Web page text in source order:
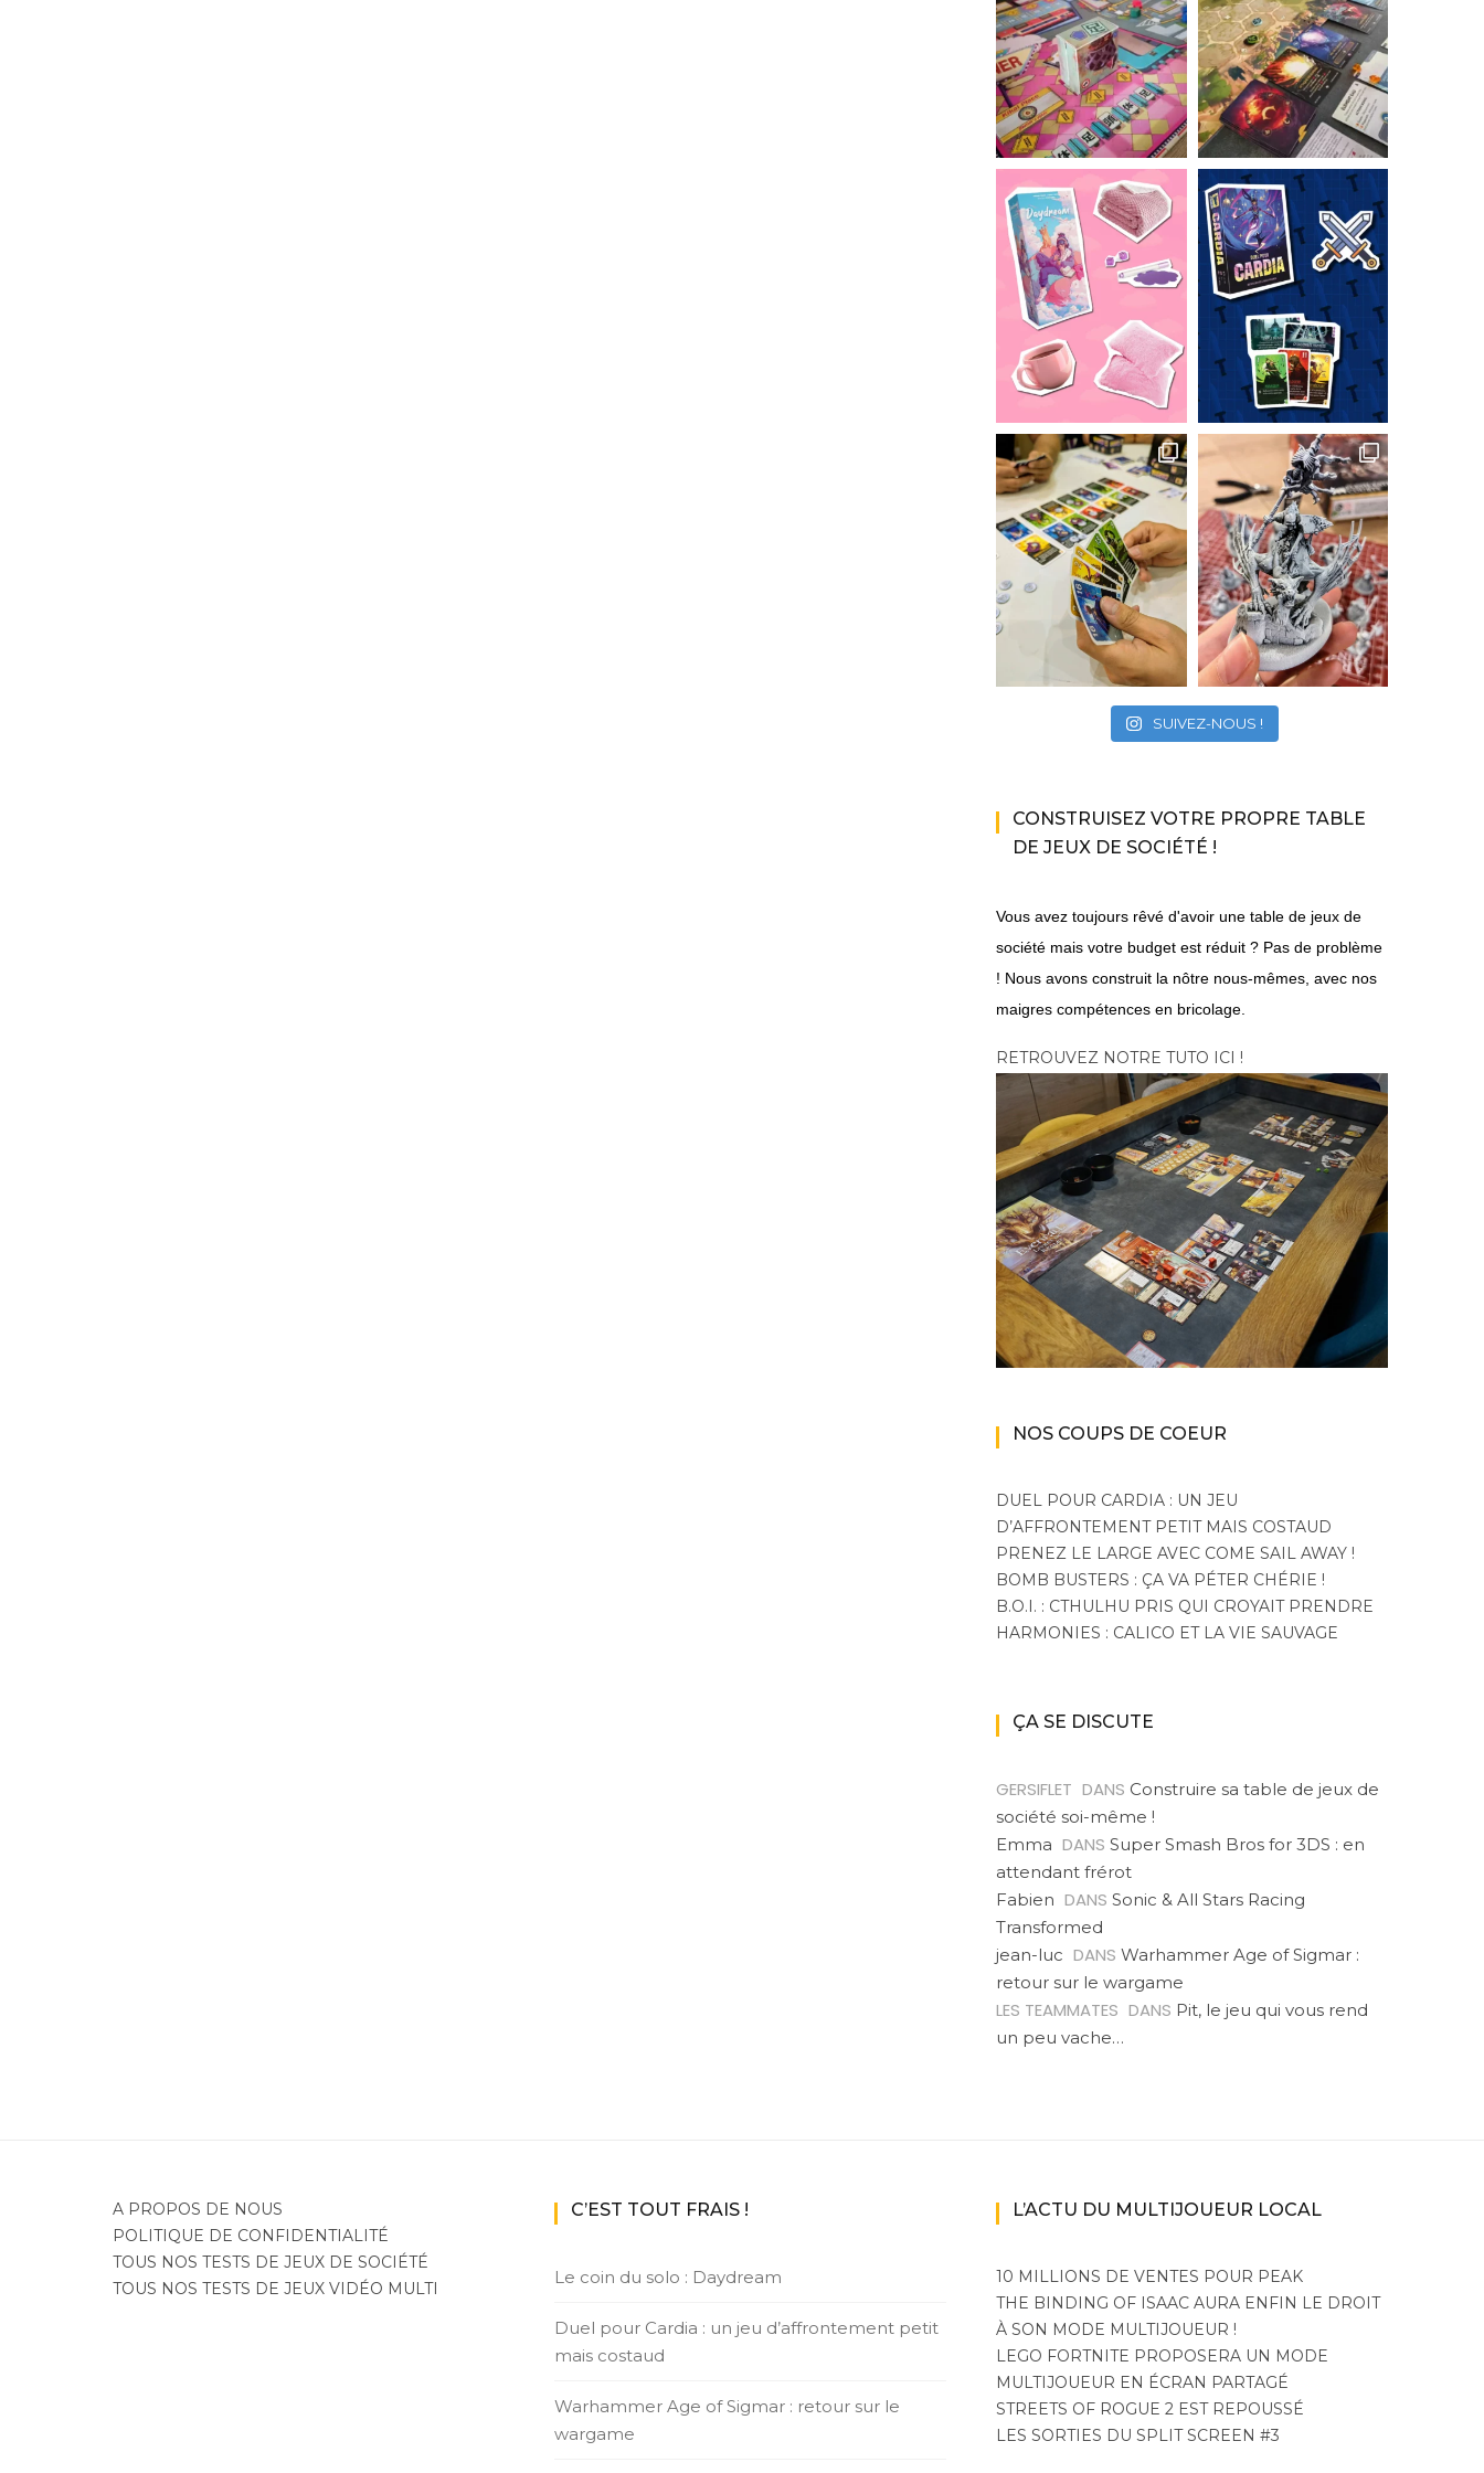
SUIVEZ-NOUS !
CONSTRUISEZ VOTRE PROPRE TABLE
DE JEUX DE SOCIÉTÉ !
Vous avez toujours rêvé d'avoir une table de jeux de
société mais votre budget est réduit ? Pas de problème
! Nous avons construit la nôtre nous-mêmes, avec nos
maigres compétences en bricolage.
RETROUVEZ NOTRE TUTO ICI !
NOS COUPS DE COEUR
DUEL POUR CARDIA : UN JEU
D’AFFRONTEMENT PETIT MAIS COSTAUD
PRENEZ LE LARGE AVEC COME SAIL AWAY !
BOMB BUSTERS : ÇA VA PÉTER CHÉRIE !
B.O.I. : CTHULHU PRIS QUI CROYAIT PRENDRE
HARMONIES : CALICO ET LA VIE SAUVAGE
ÇA SE DISCUTE
GERSIFLET DANS Construire sa table de jeux de
société soi-même !
Emma DANS Super Smash Bros for 3DS : en
attendant frérot
Fabien DANS Sonic & All Stars Racing
Transformed
jean-luc DANS Warhammer Age of Sigmar :
retour sur le wargame
LES TEAMMATES DANS Pit, le jeu qui vous rend
un peu vache…
A PROPOS DE NOUS
POLITIQUE DE CONFIDENTIALITÉ
TOUS NOS TESTS DE JEUX DE SOCIÉTÉ
TOUS NOS TESTS DE JEUX VIDÉO MULTI
C’EST TOUT FRAIS !
Le coin du solo : Daydream
Duel pour Cardia : un jeu d’affrontement petit
mais costaud
Warhammer Age of Sigmar : retour sur le
wargame
L’ACTU DU MULTIJOUEUR LOCAL
10 MILLIONS DE VENTES POUR PEAK
THE BINDING OF ISAAC AURA ENFIN LE DROIT
À SON MODE MULTIJOUEUR !
LEGO FORTNITE PROPOSERA UN MODE
MULTIJOUEUR EN ÉCRAN PARTAGÉ
STREETS OF ROGUE 2 EST REPOUSSÉ
LES SORTIES DU SPLIT SCREEN #3